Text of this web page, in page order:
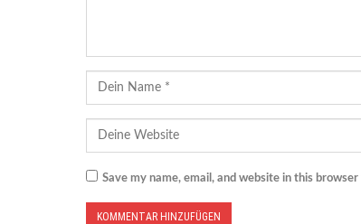
Save my name, email, and website in this